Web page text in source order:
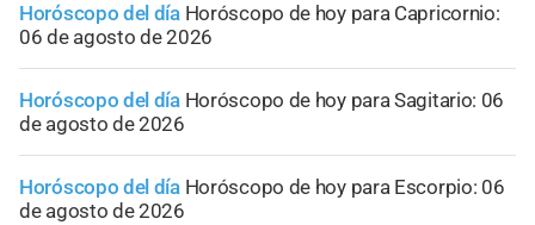
Horóscopo del día Horóscopo de hoy para Capricornio:
06 de agosto de 2026
Horóscopo del día Horóscopo de hoy para Sagitario: 06
de agosto de 2026
Horóscopo del día Horóscopo de hoy para Escorpio: 06
de agosto de 2026